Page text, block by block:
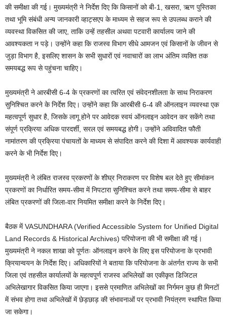
की समीक्षा की गई। मुख्यमंत्री ने निर्देश दिए कि किसानों को बी-1, खसरा, ऋण पुस्तिका
तथा भूमि संबंधी अन्य जानकारी व्हाट्सएप के माध्यम से सहज रूप से उपलब्ध कराने की
व्यवस्था विकसित की जाए, ताकि उन्हें तहसील अथवा पटवारी कार्यालय जाने की
आवश्यकता न पड़े। उन्होंने कहा कि राजस्व विभाग सीधे आमजन एवं किसानों के जीवन से
जुड़ा विभाग है, इसलिए शासन के सभी सुधारों एवं नवाचारों का लाभ अंतिम व्यक्ति तक
समयबद्ध रूप से पहुंचना चाहिए।
मुख्यमंत्री ने आरबीसी 6-4 के प्रकरणों का त्वरित एवं संवेदनशीलता के साथ निराकरण
सुनिश्चित करने के निर्देश दिए। उन्होंने कहा कि आरबीसी 6-4 की ऑनलाइन व्यवस्था एक
महत्वपूर्ण सुधार है, जिसके लागू होने पर आवेदक स्वयं ऑनलाइन आवेदन कर सकेंगे तथा
संपूर्ण प्रक्रिया अधिक पारदर्शी, सरल एवं समयबद्ध होगी। उन्होंने अविवादित फौती
नामांतरण की प्रक्रिया पंचायतों के माध्यम से संपादित करने की दिशा में आवश्यक कार्यवाही
करने के भी निर्देश दिए।
मुख्यमंत्री ने लंबित राजस्व प्रकरणों के शीघ्र निराकरण पर विशेष बल देते हुए सीमांकन
प्रकरणों का निर्धारित समय-सीमा में निपटारा सुनिश्चित करने तथा समय-सीमा से बाहर
लंबित प्रकरणों की जिला-वार नियमित समीक्षा करने के निर्देश दिए।
बैठक में VASUNDHARA (Verified Accessible System for Unified Digital
Land Records & Historical Archives) परियोजना की भी समीक्षा की गई।
मुख्यमंत्री ने नकल शाखा को पूर्णतः ऑनलाइन करने के लिए इस परियोजना के प्रभावी
क्रियान्वयन के निर्देश दिए। अधिकारियों ने बताया कि परियोजना के अंतर्गत राज्य के सभी
जिला एवं तहसील कार्यालयों के महत्वपूर्ण राजस्व अभिलेखों का एकीकृत डिजिटल
अभिलेखागार विकसित किया जाएगा। इससे प्रमाणित अभिलेखों का निर्गमन कुछ ही मिनटों
में संभव होगा तथा अभिलेखों में छेड़छाड़ की संभावनाओं पर प्रभावी नियंत्रण स्थापित किया
जा सकेगा।